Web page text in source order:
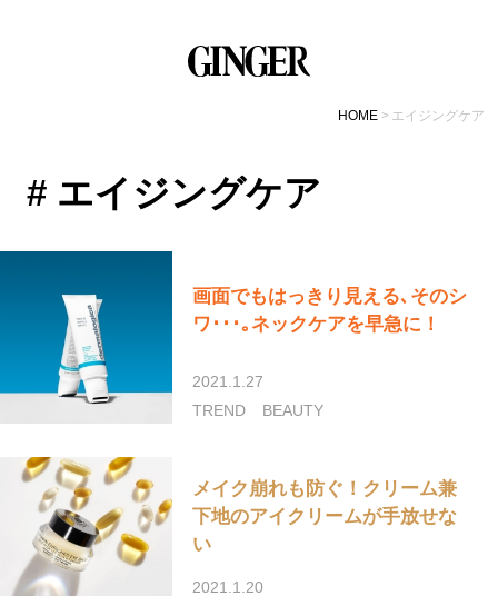
HOME エイジングケア
# エイジングケア
画面でもはっきり見える､そのシ
ワ･･･｡ネックケアを早急に！
2021.1.27
TREND
BEAUTY
メイク崩れも防ぐ！クリーム兼
下地のアイクリームが手放せな
い
2021.1.20